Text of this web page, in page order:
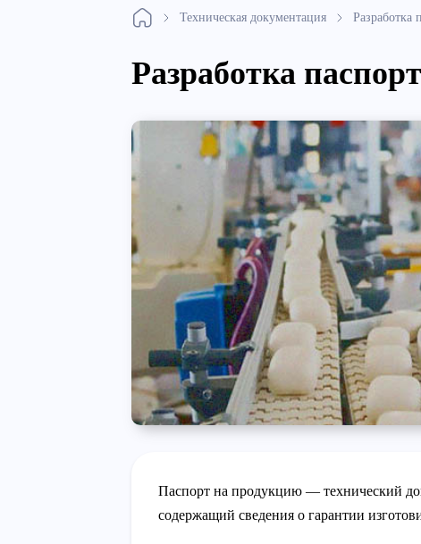
Техническая документация Разработка
Разработка
Паспорт на продукцию — технический
содержащий сведения о гарантии